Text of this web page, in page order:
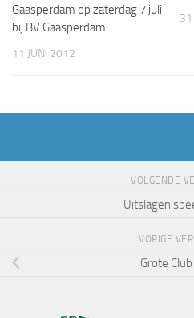
Gaasperdam op zaterdag 7 juli
bij BV Gaasperdam
11 JUNI 2012
31
VOLGENDE
Uitslagen
VORIGE
Grote